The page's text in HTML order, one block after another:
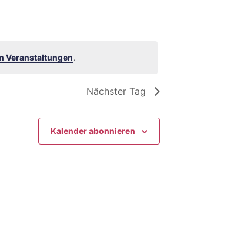
Veranstaltungen.
Nächster Tag
Kalender abonnieren